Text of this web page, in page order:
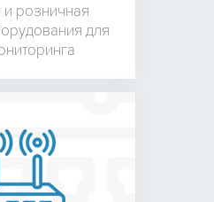
и розничная
для